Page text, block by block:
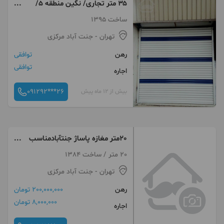
۳۵ متر تجاری/ نگین منطقه ۵/
گذر پر تردد/ جنت آباد
ساخت 1395
تهران - جنت آباد مرکزی
رهن
توافقی
اجاره
توافقی
بیش از 12 ماه پیش 091292***26
20متر مغازه پاساژ جنتآبادمناسب
دفتر و ..20 متر / ساخت 1384
تهران - جنت آباد مرکزی
رهن
200,000,000 تومان
اجاره
8,000,000 تومان